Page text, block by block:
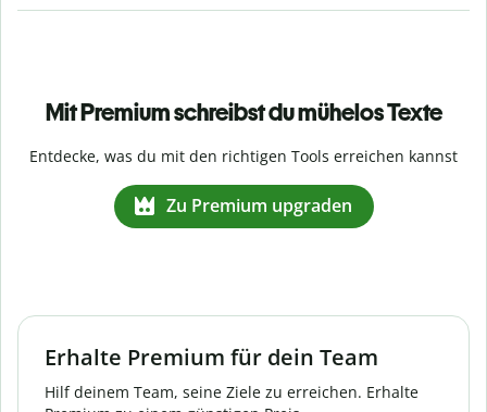
Mit Premium schreibst du mühelos Texte
Entdecke, was du mit den richtigen Tools erreichen kannst
Zu Premium upgraden
Erhalte Premium für dein Team
Hilf deinem Team, seine Ziele zu erreichen. Erhalte